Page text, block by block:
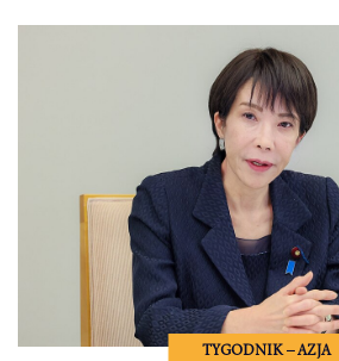
TYGODNIK – AZJA